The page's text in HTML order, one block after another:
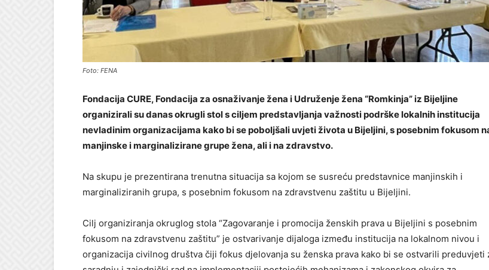
Foto: FENA
Fondacija CURE, Fondacija za osnaživanje žena i Udruženje žena “Romkinja” iz Bijeljine
organizirali su danas okrugli stol s ciljem predstavljanja važnosti podrške lokalnih institucija
nevladinim organizacijama kako bi se poboljšali uvjeti života u Bijeljini, s posebnim fokusom
manjinske i marginalizirane grupe žena, ali i na zdravstvo.
Na skupu je prezentirana trenutna situacija sa kojom se susreću predstavnice manjinskih i
marginaliziranih grupa, s posebnim fokusom na zdravstvenu zaštitu u Bijeljini.
Cilj organiziranja okruglog stola “Zagovaranje i promocija ženskih prava u Bijeljini s posebnim
fokusom na zdravstvenu zaštitu” je ostvarivanje dijaloga između institucija na lokalnom nivou i
organizacija civilnog društva čiji fokus djelovanja su ženska prava kako bi se ostvarili preduvjeti